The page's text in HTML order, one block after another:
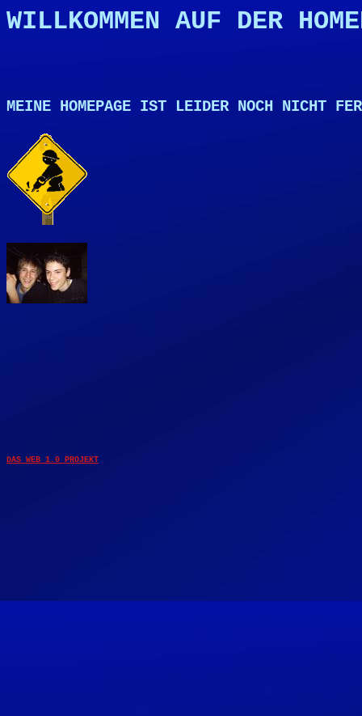
WILLKOMMEN AUF DER
MEINE HOMEPAGE IST LEIDER NOCH NICHT
DAS WEB 1.0 PROJEKT